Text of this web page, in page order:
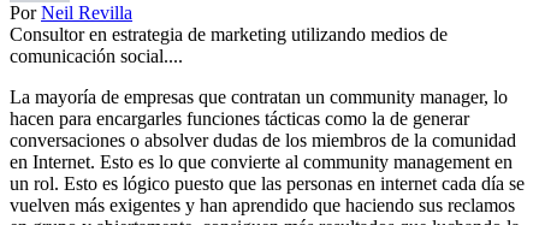
PorNeil Revilla
Consultor en estrategia de marketing utilizando medios de
comunicación social....
La mayoría de empresas que contratan un community manager, lo
hacen para encargarles funciones tácticas como la de generar
conversaciones o absolver dudas de los miembros de la comunidad
en Internet. Esto es lo que convierte al community management en
un rol. Esto es lógico puesto que las personas en internet cada día se
vuelven más exigentes y han aprendido que haciendo sus reclamos